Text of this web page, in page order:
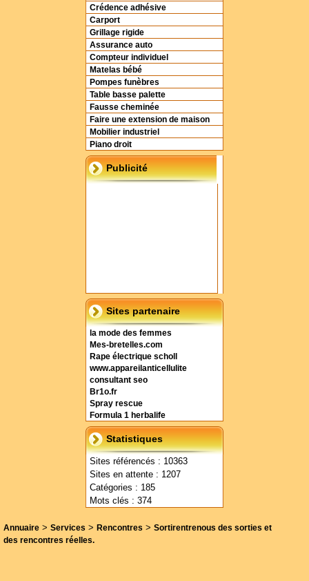
Crédence adhésive
Carport
Grillage rigide
Assurance auto
Compteur individuel
Matelas bébé
Pompes funèbres
Table basse palette
Fausse cheminée
Faire une extension de maison
Mobilier industriel
Piano droit
Publicité
Sites partenaire
la mode des femmes
Mes-bretelles.com
Rape électrique scholl
www.appareilanticellulite
consultant seo
Br1o.fr
Spray rescue
Formula 1 herbalife
Statistiques
Sites référencés : 10363
Sites en attente : 1207
Catégories : 185
Mots clés : 374
Annuaire > Services > Rencontres > Sortirentrenous des sorties et
des rencontres réelles.